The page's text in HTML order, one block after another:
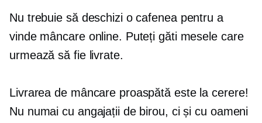
Nu trebuie să deschizi o cafenea pentru a
vinde mâncare online. Puteți găti mesele care
urmează să fie livrate.
Livrarea de mâncare proaspătă este la cerere!
Nu numai cu angajații de birou, ci și cu oameni